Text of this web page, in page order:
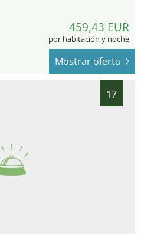
459,43 EUR
por habitación y noche
Mostrar oferta
17